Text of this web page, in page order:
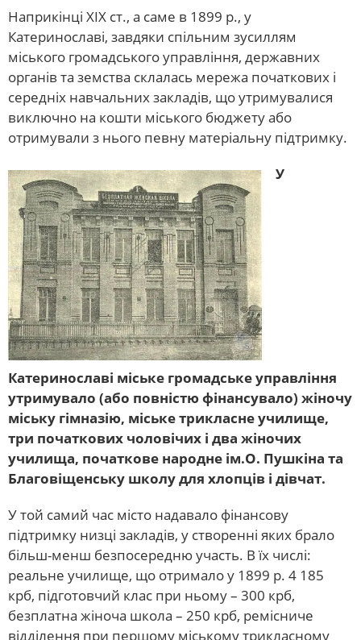
Наприкінці ХІХ ст., а саме в 1899 р., у
Катеринославі, завдяки спільним зусиллям
міського громадського управління, державних
органів та земства склалась мережа початкових і
середніх навчальних закладів, що утримувалися
виключно на кошти міського бюджету або
отримували з нього певну матеріальну підтримку.
У
Катеринославі міське громадське управління
утримувало (або повністю фінансувало) жіночу
міську гімназію, міське трикласне училище,
три початкових чоловічих і два жіночих
училища, початкове народне ім.О. Пушкіна та
Благовіщенську школу для хлопців і дівчат.
У той самий час місто надавало фінансову
підтримку низці закладів, у створенні яких брало
більш-менш безпосередню участь. В їх числі:
реальне училище, що отримало у 1899 р. 4 185
крб, підготовчий клас при ньому – 300 крб,
безплатна жіноча школа – 250 крб, ремісниче
відділення при першому міському трикласному